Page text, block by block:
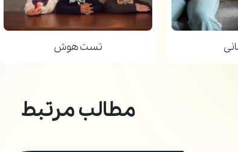
تست هوش
مطالب مرتبط